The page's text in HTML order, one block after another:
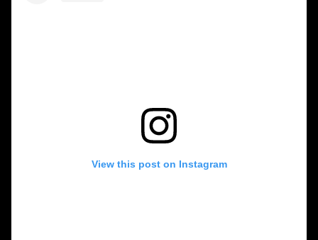
View this post on Instagram